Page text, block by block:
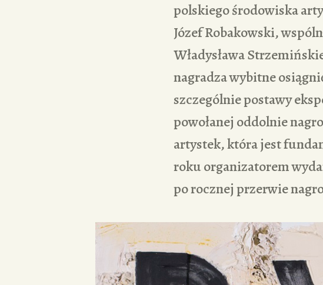
polskiego środowiska
Józef Robakowski,
Władysława
nagradza wybitne
szczególnie postawy
powołanej oddolnie
artystek, która jest
roku organizatorem
po rocznej przerwie